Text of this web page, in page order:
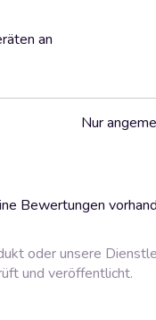
an
Bewertungen
Nur
oder unsere
und veröffentlicht.